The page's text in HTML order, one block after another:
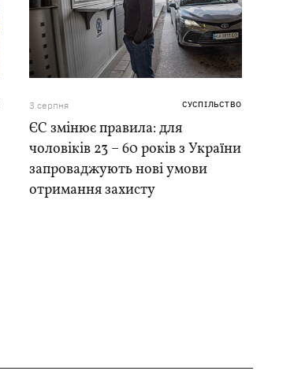
3 серпня СУСПІЛЬСТВО
ЄС змінює правила: для
чоловіків 23 – 60 років з України
запроваджують нові умови
отримання захисту